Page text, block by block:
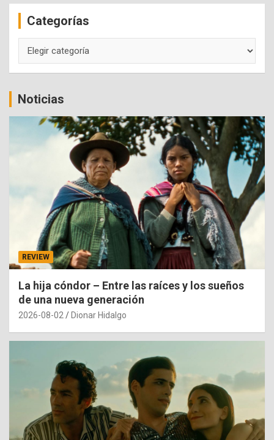
c
Categorías
Noticias
REVIEW
La hija cóndor – Entre las raíces y los sueños
de una nueva generación
2026-08-02 Dionar Hidalgo